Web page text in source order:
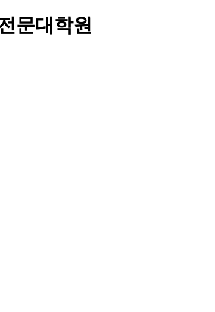
문대학원